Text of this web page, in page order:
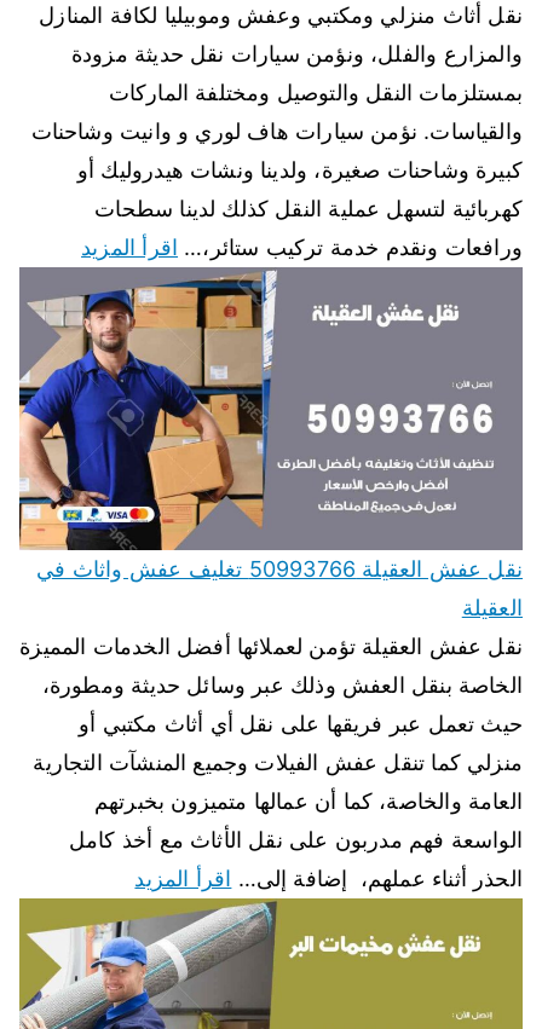
نقل أثاث منزلي ومكتبي وعفش وموبيليا لكافة المنازل
والمزارع والفلل، ونؤمن سيارات نقل حديثة مزودة
بمستلزمات النقل والتوصيل ومختلفة الماركات
والقياسات. نؤمن سيارات هاف لوري و وانيت وشاحنات
كبيرة وشاحنات صغيرة، ولدينا ونشات هيدروليك أو
كهربائية لتسهل عملية النقل كذلك لدينا سطحات
ورافعات ونقدم خدمة تركيب ستائر،… اقرأ المزيد
نقل عفش العقيلة 50993766 تغليف عفش واثاث في
العقيلة
نقل عفش العقيلة تؤمن لعملائها أفضل الخدمات المميزة
الخاصة بنقل العفش وذلك عبر وسائل حديثة ومطورة،
حيث تعمل عبر فريقها على نقل أي أثاث مكتبي أو
منزلي كما تنقل عفش الفيلات وجميع المنشآت التجارية
العامة والخاصة، كما أن عمالها متميزون بخبرتهم
الواسعة فهم مدربون على نقل الأثاث مع أخذ كامل
الحذر أثناء عملهم، إضافة إلى… اقرأ المزيد